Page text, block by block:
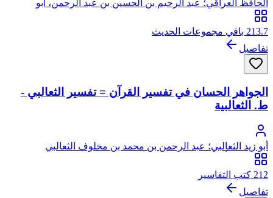
الحافظ العراقي؛ عبد الرحيم بن الحسين بن عبد الرحمن، أبو
الفضل، زين الدين، المعروف بالحافظ العراقي
213.7 باقي مجموعات الحديث
تفاصيل
الجواهر الحسان في تفسير القرآن = تفسير الثعالبي -
ط. الثعالبية
أبو زيد الثعالبي؛ عبد الرحمن بن محمد بن مخلوف الثعالبي
الجزائري، أبو زيد
212 كتب التفاسير
تفاصيل